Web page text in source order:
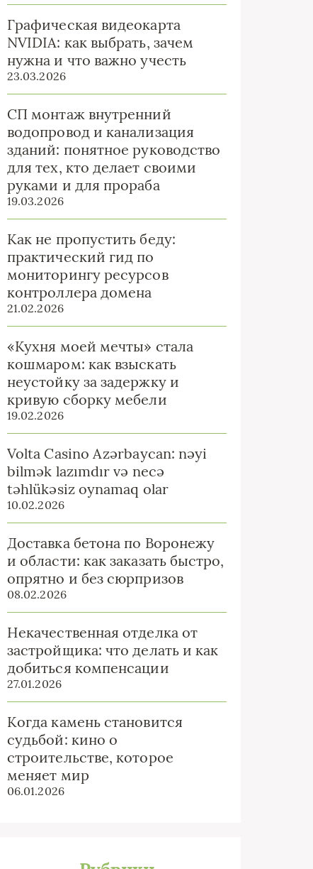
Графическая видеокарта
NVIDIA: как выбрать, зачем
нужна и что важно учесть
23.03.2026
СП монтаж внутренний
водопровод и канализация
зданий: понятное руководство
для тех, кто делает своими
руками и для прораба
19.03.2026
Как не пропустить беду:
практический гид по
мониторингу ресурсов
контроллера домена
21.02.2026
«Кухня моей мечты» стала
кошмаром: как взыскать
неустойку за задержку и
кривую сборку мебели
19.02.2026
Volta Casino Azərbaycan: nəyi
bilmək lazımdır və necə
təhlükəsiz oynamaq olar
10.02.2026
Доставка бетона по Воронежу
и области: как заказать быстро,
опрятно и без сюрпризов
08.02.2026
Некачественная отделка от
застройщика: что делать и как
добиться компенсации
27.01.2026
Когда камень становится
судьбой: кино о
строительстве, которое
меняет мир
06.01.2026